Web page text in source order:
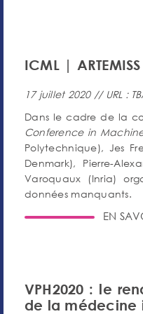
ICML |
17 juillet 2020 // URL :
Dans le cadre de la
Conference in
Polytechnique), Jes
Denmark), Pierre-
Varoquaux (Inria)
données manquants.
EN
VPH2020 : le
de la médecine